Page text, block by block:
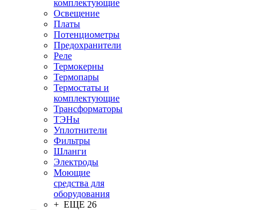
комплектующие
Освещение
Платы
Потенциометры
Предохранители
Реле
Термокерны
Термопары
Термостаты и
комплектующие
Трансформаторы
ТЭНы
Уплотнители
Фильтры
Шланги
Электроды
Моющие
средства для
оборудования
+ ЕЩЕ 26